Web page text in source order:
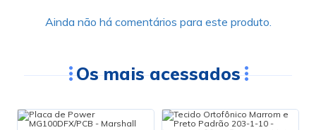
Ainda não há comentários para este produto.
Os mais acessados